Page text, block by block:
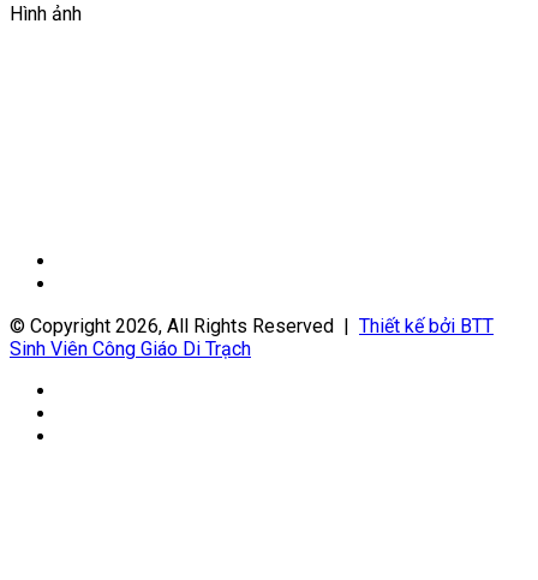
Hình ảnh
© Copyright 2026, All Rights Reserved | Thiết kế bởi BTT
Sinh Viên Công Giáo Di Trạch